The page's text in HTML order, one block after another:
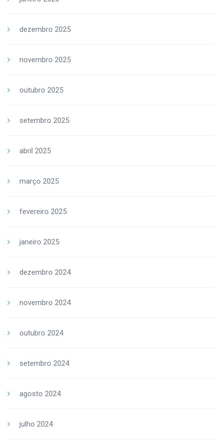
dezembro 2025
novembro 2025
outubro 2025
setembro 2025
abril 2025
março 2025
fevereiro 2025
janeiro 2025
dezembro 2024
novembro 2024
outubro 2024
setembro 2024
agosto 2024
julho 2024